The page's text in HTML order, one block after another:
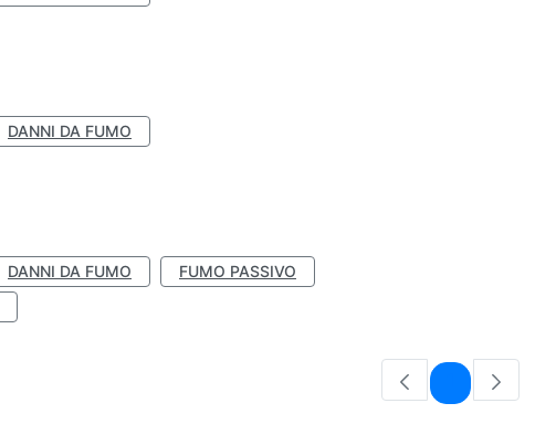
DANNI DA FUMO
DANNI DA FUMO
FUMO PASSIVO
Pagina